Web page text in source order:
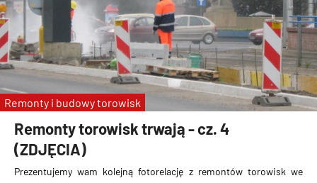
Remonty torowisk trwają - cz. 4
(ZDJĘCIA)
Prezentujemy wam kolejną fotorelację z remontów torowisk we
Remonty i budowy torowisk